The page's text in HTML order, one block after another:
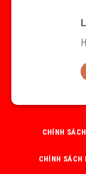
CHÍNH
CHÍNH SÁCH